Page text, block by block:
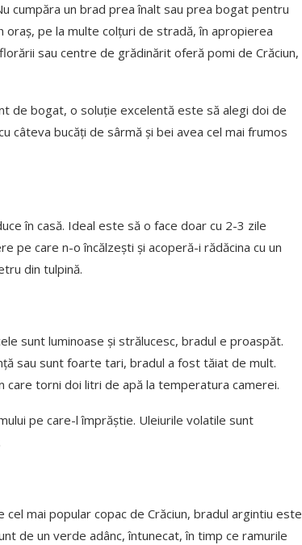
cumpăra un brad prea înalt sau prea bogat pentru
pe la multe colţuri de stradă, în apropierea
sau centre de grădinărit oferă pomi de Crăciun,
de bogat, o soluție excelentă este să alegi doi de
câteva bucăți de sârmă și bei avea cel mai frumos
în casă. Ideal este să o face doar cu 2-3 zile
pe care n-o încălzești și acoperă-i rădăcina cu un
din tulpină.
sunt luminoase şi strălucesc, bradul e proaspăt.
sau sunt foarte tari, bradul a fost tăiat de mult.
care torni doi litri de apă la temperatura camerei.
pe care-l împrăștie. Uleiurile volatile sunt
mai popular copac de Crăciun, bradul argintiu este
de un verde adânc, întunecat, în timp ce ramurile